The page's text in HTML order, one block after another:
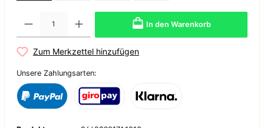
In den Warenkorb
Zum Merkzettel hinzufügen
Unsere Zahlungsarten: